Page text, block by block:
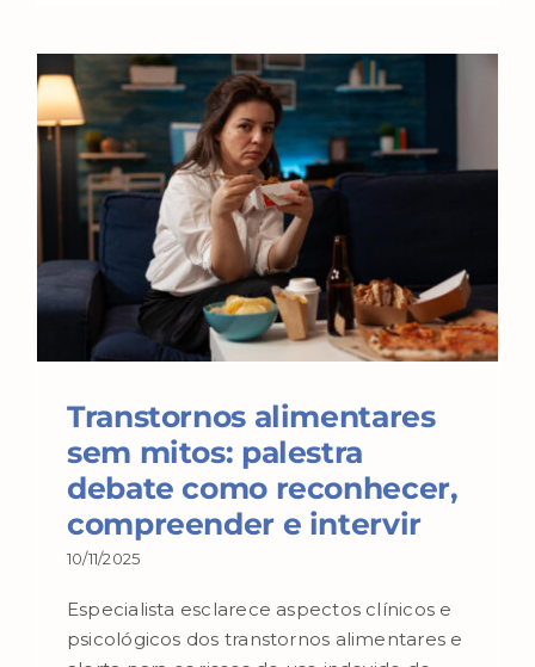
Transtornos alimentares
sem mitos: palestra
debate como reconhecer,
compreender e intervir
10/11/2025
Especialista esclarece aspectos clínicos e
psicológicos dos transtornos alimentares e